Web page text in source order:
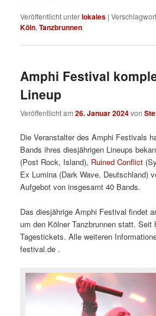
Veröffentlicht unterlokales |
Köln,Tanzbrunnen
Amphi Festival
Lineup
Veröffentlicht am26. Januar 2024von
Die Veranstalter des Amphi Festivals
Bands ihres diesjährigen Lineups
(Post Rock, Island), Ruined Conflict
Ex Lumina (Dark Wave, Deutschland)
Aufgebot von insgesamt 40 Bands.
Das diesjährige Amphi Festival findet
um den Kölner Tanzbrunnen statt. Seit
Tagestickets. Alle weiteren
festival.de .